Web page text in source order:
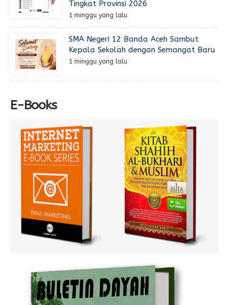
Tingkat Provinsi 2026
1 minggu yang lalu
SMA Negeri 12 Banda Aceh Sambut
Kepala Sekolah dengan Semangat Baru
1 minggu yang lalu
E-Books